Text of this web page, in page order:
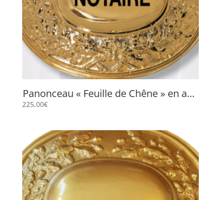
Panonceau « Feuille de Chêne » en abs
225,00€